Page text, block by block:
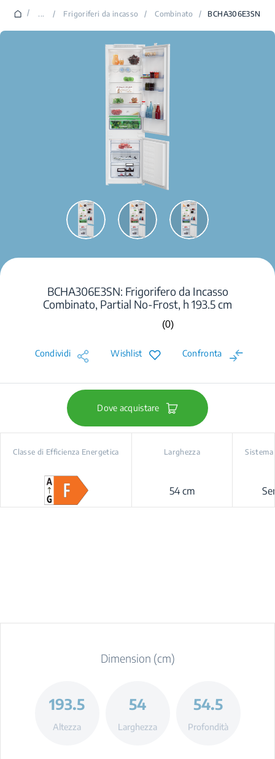
/ ... / Frigoriferi da incasso / Combinato / BCHA306E3SN
BCHA306E3SN: Frigorifero da Incasso
Combinato, Partial No-Frost, h 193.5 cm
Nessuna
Stesso
(0)
Condividi Wishlist Confronta
Dove acquistare
Classe di Efficienza Energetica Larghezza
54 cm
Dimension (cm)
193.5
Altezza
54
Larghezza
54.5
Profondità